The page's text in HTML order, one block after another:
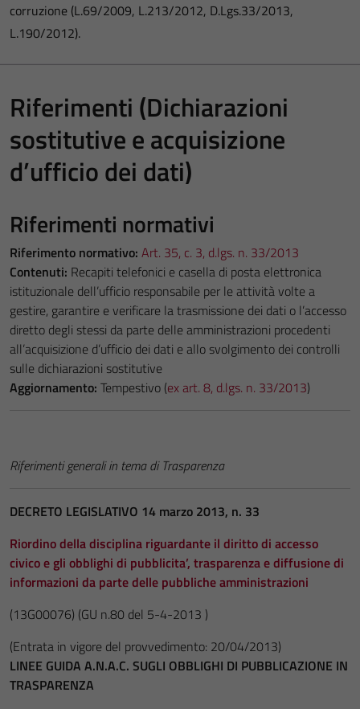
corruzione (L.69/2009, L.213/2012, D.Lgs.33/2013,
L.190/2012).
Riferimenti (Dichiarazioni
sostitutive e acquisizione
d’ufficio dei dati)
Riferimenti normativi
Riferimento normativo: Art. 35, c. 3, d.lgs. n. 33/2013
Contenuti: Recapiti telefonici e casella di posta elettronica
istituzionale dell’ufficio responsabile per le attività volte a
gestire, garantire e verificare la trasmissione dei dati o l’accesso
diretto degli stessi da parte delle amministrazioni procedenti
all’acquisizione d’ufficio dei dati e allo svolgimento dei controlli
sulle dichiarazioni sostitutive
Aggiornamento: Tempestivo (ex art. 8, d.lgs. n. 33/2013)
Riferimenti generali in tema di Trasparenza
DECRETO LEGISLATIVO 14 marzo 2013, n. 33
Riordino della disciplina riguardante il diritto di accesso
civico e gli obblighi di pubblicita’, trasparenza e diffusione di
informazioni da parte delle pubbliche amministrazioni
(13G00076) (GU n.80 del 5-4-2013 )
(Entrata in vigore del provvedimento: 20/04/2013)
LINEE GUIDA A.N.A.C. SUGLI OBBLIGHI DI PUBBLICAZIONE IN
TRASPARENZA